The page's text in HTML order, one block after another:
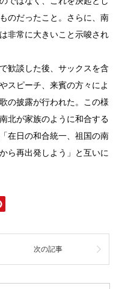
のだったこと。さらに、南
非常に大きいこと示唆され
歓談した後、サックスを含
スピーチ、来賓の方々によ
の披露が行われた。この様
北が家族のように和合する
在日の和合統一、祖国の南
ら再出発しよう」と互いに
次の記事